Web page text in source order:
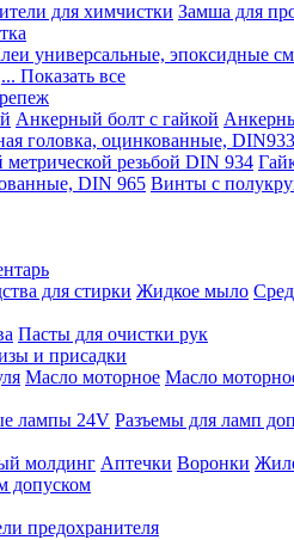
для химчистки Замша для
универсальные, эпоксидные
... Показать все
Анкерный болт с гайкой
головка, оцинкованные,
резьбой DIN 934
DIN 965 Винты с
для стирки Жидкое мыло
Пасты для очистки рук
и присадки
Масло моторное Масло
лампы 24V Разъемы для ламп
молдинг Аптечки Воронки
допуском
предохранителя